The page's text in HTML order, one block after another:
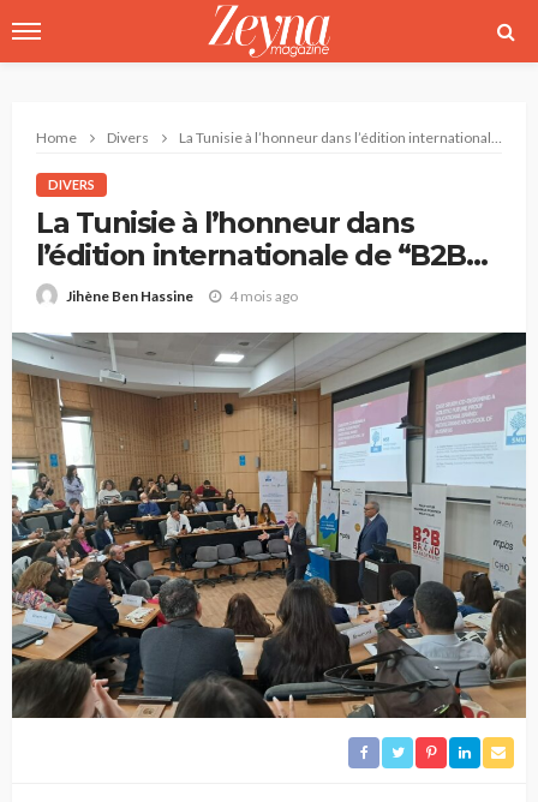
Home Divers La Tunisie à l’honneur dans l’édition internationale de “B2B Brand Management”
DIVERS
La Tunisie à l’honneur dans
l’édition internationale de “B2B
Brand Management”
Jihène Ben Hassine 4 mois ago